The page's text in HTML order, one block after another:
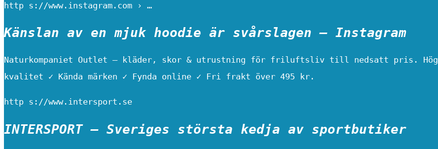
http s://www.instagram.com › …
Känslan av en mjuk hoodie är svårslagen – Instagram
Naturkompaniet Outlet – kläder, skor & utrustning för friluftsliv till nedsatt pris. Hög
kvalitet ✓ Kända märken ✓ Fynda online ✓ Fri frakt över 495 kr.
http s://www.intersport.se
INTERSPORT – Sveriges största kedja av sportbutiker